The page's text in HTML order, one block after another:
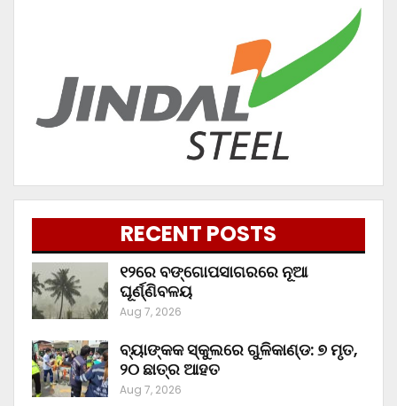
RECENT POSTS
୧୨ରେ ବଙ୍ଗୋପସାଗରରେ ନୂଆ
ଘୂର୍ଣ୍ଣିବଳୟ
Aug 7, 2026
ବ୍ୟାଙ୍କକ ସ୍କୁଲରେ ଗୁଳିକାଣ୍ଡ: ୭ ମୃତ,
୨୦ ଛାତ୍ର ଆହତ
Aug 7, 2026